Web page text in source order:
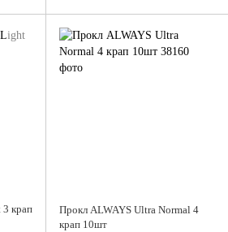
крап
Прокл ALWAYS Ultra Normal 4
крап 10шт